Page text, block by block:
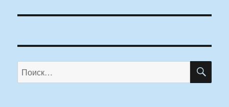
Искать: